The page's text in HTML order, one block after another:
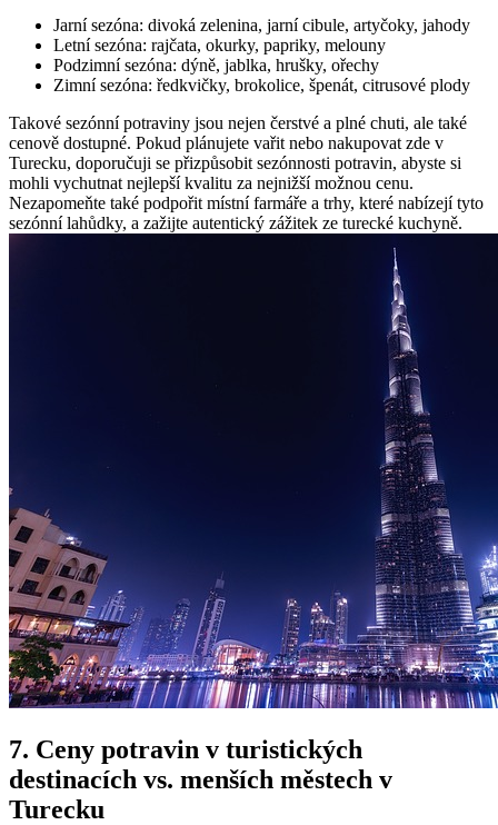
Jarní sezóna: divoká zelenina, jarní cibule, artyčoky, jahody
Letní sezóna: rajčata, okurky, papriky, melouny
Podzimní sezóna: dýně, jablka, hrušky, ořechy
Zimní sezóna: ředkvičky, brokolice, špenát, citrusové plody
Takové sezónní potraviny jsou nejen čerstvé a plné chuti, ale také
cenově dostupné. Pokud plánujete vařit nebo nakupovat zde v
Turecku, doporučuji se přizpůsobit sezónnosti potravin, abyste si
mohli vychutnat nejlepší kvalitu za nejnižší možnou cenu.
Nezapomeňte také podpořit místní farmáře a trhy, které nabízejí tyto
sezónní lahůdky, a zažijte autentický zážitek ze turecké kuchyně.
7. Ceny potravin v turistických
destinacích vs. menších městech v
Turecku